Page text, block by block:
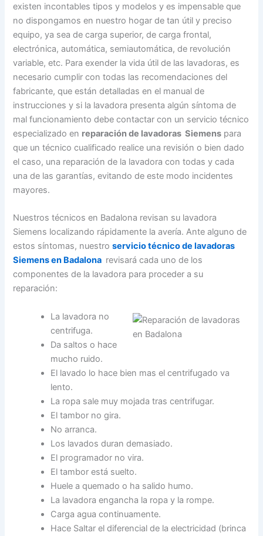
existen incontables tipos y modelos y es impensable que
no dispongamos en nuestro hogar de tan útil y preciso
equipo, ya sea de carga superior, de carga frontal,
electrónica, automática, semiautomática, de revolución
variable, etc. Para exender la vida útil de las lavadoras, es
necesario cumplir con todas las recomendaciones del
fabricante, que están detalladas en el manual de
instrucciones y si la lavadora presenta algún síntoma de
mal funcionamiento debe contactar con un servicio técnico
especializado en reparación de lavadoras Siemens para
que un técnico cualificado realice una revisión o bien dado
el caso, una reparación de la lavadora con todas y cada
una de las garantías, evitando de este modo incidentes
mayores.
Nuestros técnicos en Badalona revisan su lavadora
Siemens localizando rápidamente la avería. Ante alguno de
estos síntomas, nuestroservicio técnico de lavadoras
Siemens en Badalona revisará cada uno de los
componentes de la lavadora para proceder a su
reparación:
La lavadora no
centrifuga.
Da saltos o hace
mucho ruido.
El lavado lo hace bien mas el centrifugado va
lento.
La ropa sale muy mojada tras centrifugar.
El tambor no gira.
No arranca.
Los lavados duran demasiado.
El programador no vira.
El tambor está suelto.
Huele a quemado o ha salido humo.
La lavadora engancha la ropa y la rompe.
Carga agua continuamente.
Hace Saltar el diferencial de la electricidad (brinca